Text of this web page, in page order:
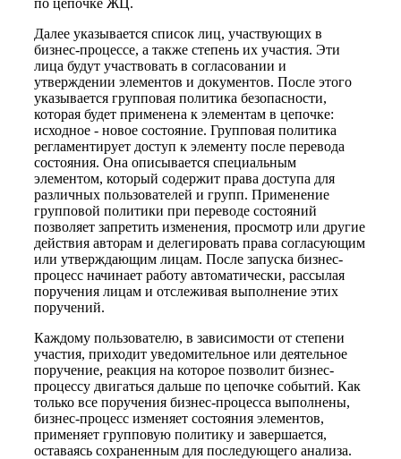
Далее указывается список лиц, участвующих в
бизнес-процессе, а также степень их участия. Эти
лица будут участвовать в согласовании и
утверждении элементов и документов. После этого
указывается групповая политика безопасности,
которая будет применена к элементам в цепочке:
исходное - новое состояние. Групповая политика
регламентирует доступ к элементу после перевода
состояния. Она описывается специальным
элементом, который содержит права доступа для
различных пользователей и групп. Применение
групповой политики при переводе состояний
позволяет запретить изменения, просмотр или другие
действия авторам и делегировать права согласующим
или утверждающим лицам. После запуска бизнес-
процесс начинает работу автоматически, рассылая
поручения лицам и отслеживая выполнение этих
поручений.
Каждому пользователю, в зависимости от степени
участия, приходит уведомительное или деятельное
поручение, реакция на которое позволит бизнес-
процессу двигаться дальше по цепочке событий. Как
только все поручения бизнес-процесса выполнены,
бизнес-процесс изменяет состояния элементов,
применяет групповую политику и завершается,
оставаясь сохраненным для последующего анализа.